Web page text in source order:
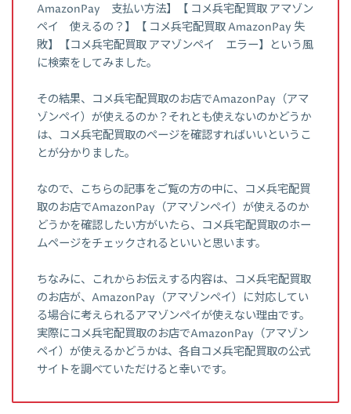
AmazonPay 支払い方法】【 コメ兵宅配買取 アマゾン
ペイ 使えるの？】【 コメ兵宅配買取 AmazonPay 失
敗】【コメ兵宅配買取 アマゾンペイ エラー】という風
に検索をしてみました。
その結果、コメ兵宅配買取のお店でAmazonPay（アマ
ゾンペイ）が使えるのか？それとも使えないのかどうか
は、コメ兵宅配買取のページを確認すればいいというこ
とが分かりました。
なので、こちらの記事をご覧の方の中に、コメ兵宅配買
取のお店でAmazonPay（アマゾンペイ）が使えるのか
どうかを確認したい方がいたら、コメ兵宅配買取のホー
ムページをチェックされるといいと思います。
ちなみに、これからお伝えする内容は、コメ兵宅配買取
のお店が、AmazonPay（アマゾンペイ）に対応してい
る場合に考えられるアマゾンペイが使えない理由です。
実際にコメ兵宅配買取のお店でAmazonPay（アマゾン
ペイ）が使えるかどうかは、各自コメ兵宅配買取の公式
サイトを調べていただけると幸いです。